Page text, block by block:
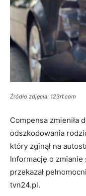
Źródło zdjęcia: 123rf.com
Compensa zmieniła
odszkodowania
który zginął na
Informację o
przekazał
tvn24.pl.